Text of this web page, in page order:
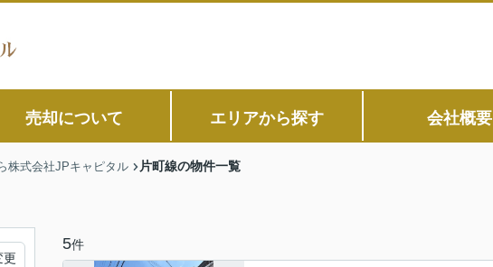
売却について エリアから探す 会社概要
株式会社JPキャピタル 片町線の物件一覧
5件
更